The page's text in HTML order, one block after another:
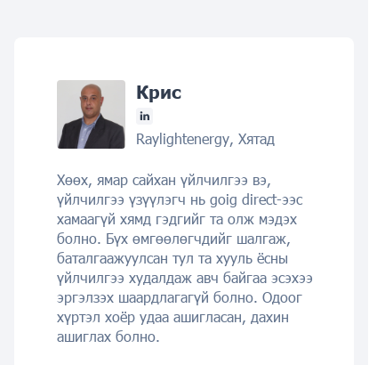
Крис
Raylightenergy, Хятад
Хөөх, ямар сайхан үйлчилгээ вэ,
үйлчилгээ үзүүлэгч нь goig direct-ээс
хамаагүй хямд гэдгийг та олж мэдэх
болно. Бүх өмгөөлөгчдийг шалгаж,
баталгаажуулсан тул та хууль ёсны
үйлчилгээ худалдаж авч байгаа эсэхээ
эргэлзэх шаардлагагүй болно. Одоог
хүртэл хоёр удаа ашигласан, дахин
ашиглах болно.